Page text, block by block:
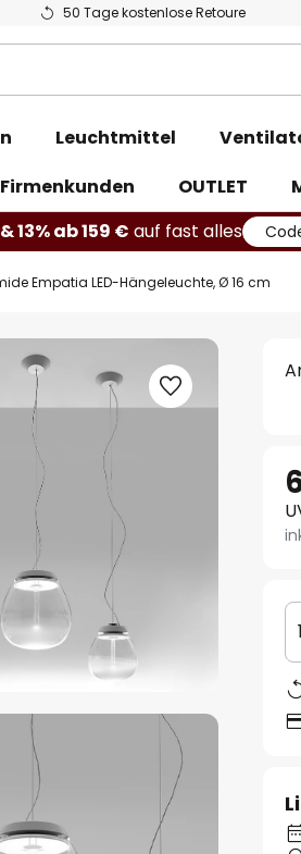
50 Tage kostenlose Retoure
Leuchtmittel
Firmenkunden
OUTLET
13% ab 159 € auf fast alles
Empatia LED-Hängeleuchte, Ø 16 cm
1